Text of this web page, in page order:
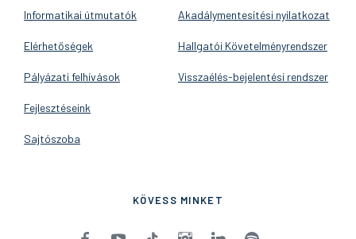
Informatikai útmutatók
Elérhetőségek
Pályázati felhívások
Fejlesztéseink
Sajtószoba
Akadálymentesítési nyilatkozat
Hallgatói Követelményrendszer
Visszaélés-bejelentési rendszer
KÖVESS MINKET